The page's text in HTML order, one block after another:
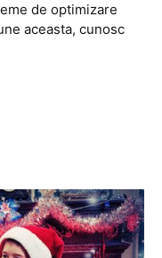
de optimizare
aceasta, cunosc